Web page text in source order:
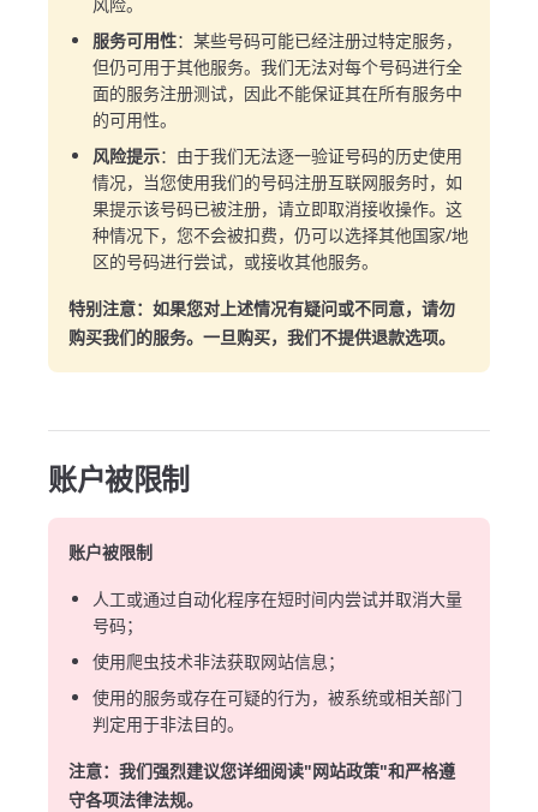
服务可用性：某些号码可能已经注册过特定服务，
但仍可用于其他服务。我们无法对每个号码进行全
面的服务注册测试，因此不能保证其在所有服务中
的可用性。
风险提示：由于我们无法逐一验证号码的历史使用
情况，当您使用我们的号码注册互联网服务时，如
果提示该号码已被注册，请立即取消接收操作。这
种情况下，您不会被扣费，仍可以选择其他国家/地
区的号码进行尝试，或接收其他服务。
特别注意：如果您对上述情况有疑问或不同意，请勿
购买我们的服务。一旦购买，我们不提供退款选项。
账户被限制
账户被限制
人工或通过自动化程序在短时间内尝试并取消大量
号码；
使用爬虫技术非法获取网站信息；
使用的服务或存在可疑的行为，被系统或相关部门
判定用于非法目的。
注意：我们强烈建议您详细阅读"网站政策"和严格遵
守各项法律法规。